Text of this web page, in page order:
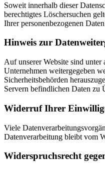
Soweit innerhalb dieser
berechtigtes Löschersuchen
Ihrer personenbezogenen
Hinweis zur
Auf unserer Website sind
Unternehmen weitergegeben
Sicherheitsbehörden
Servern befindlichen Daten zu
Widerruf Ihrer
Viele
Datenverarbeitung bleibt vom
Widerspruchsrecht